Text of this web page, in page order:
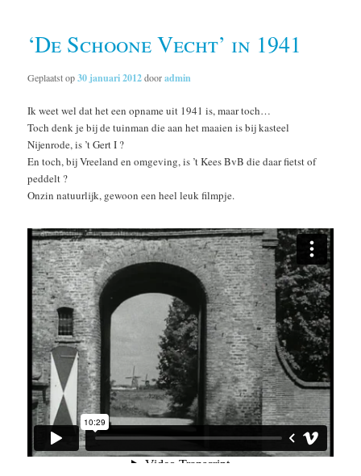
‘De Schoone Vecht’ in 1941
Geplaatst op30 januari 2012dooradmin
Ik weet wel dat het een opname uit 1941 is, maar toch…
Toch denk je bij de tuinman die aan het maaien is bij kasteel
Nijenrode, is ’t Gert I ?
En toch, bij Vreeland en omgeving, is ’t Kees BvB die daar fietst of
peddelt ?
Onzin natuurlijk, gewoon een heel leuk filmpje.